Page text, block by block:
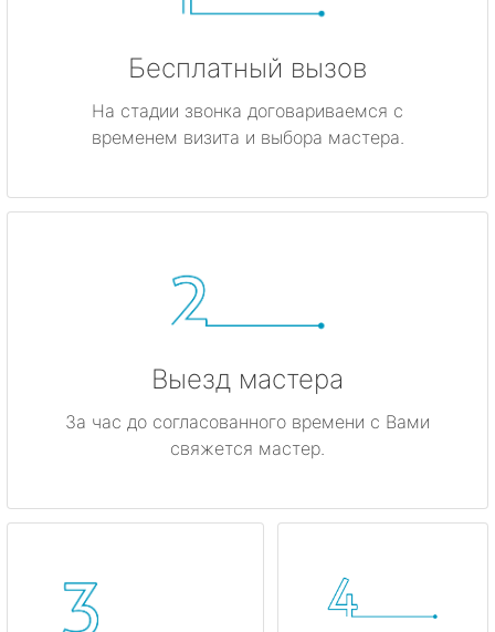
Бесплатный вызов
На стадии звонка договариваемся с
временем визита и выбора мастера.
Выезд мастера
За час до согласованного времени с Вами
свяжется мастер.